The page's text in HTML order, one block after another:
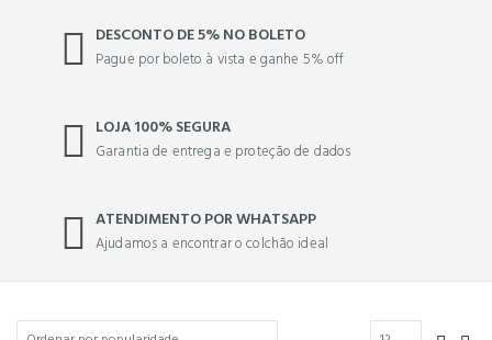
DESCONTO DE 5% NO BOLETO
Pague por boleto à vista e ganhe 5% off
LOJA 100% SEGURA
Garantia de entrega e proteção de dados
ATENDIMENTO POR WHATSAPP
Ajudamos a encontrar o colchão ideal